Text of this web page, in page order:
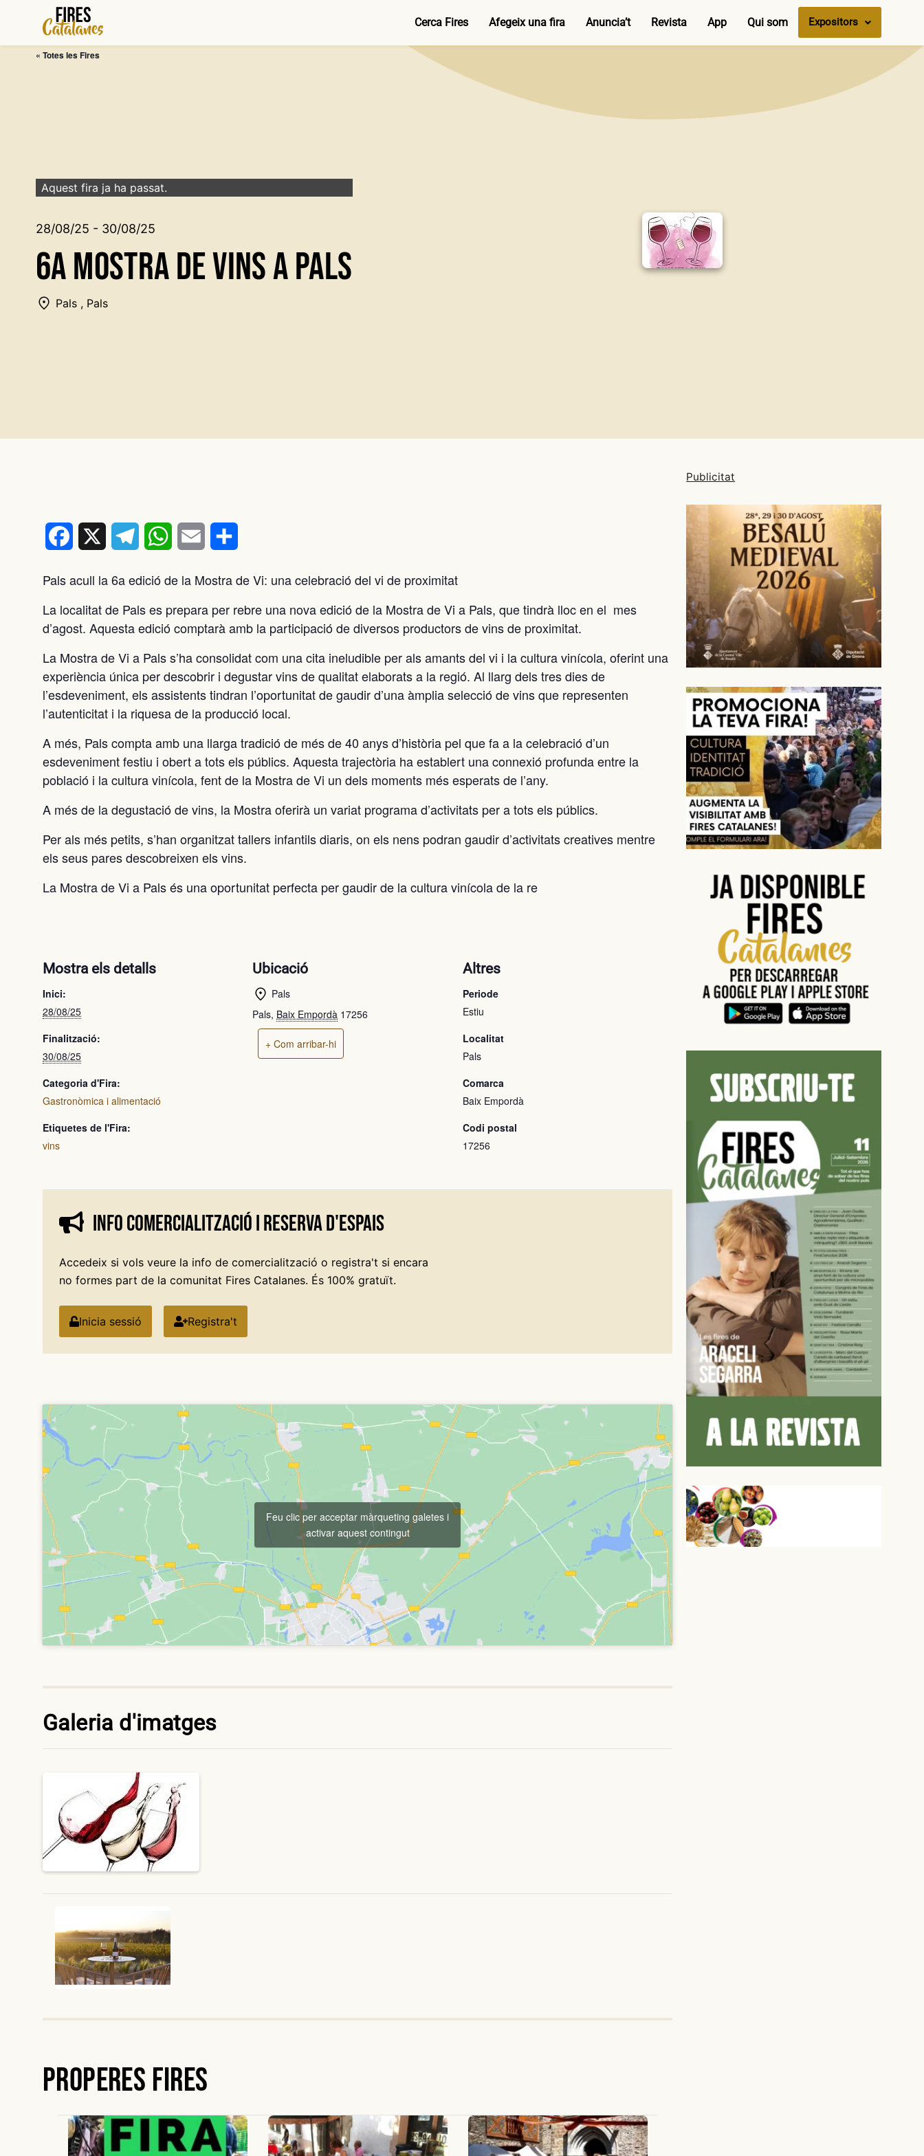
contingut
Cerca Fires Afegeix una fira Anuncia’t Revista App Qui som Expositors
« Totes les Fires
Aquest fira ja ha passat.
28/08/25 - 30/08/25
6a MOSTRA DE VINS A PALS
Pals , Pals
Facebook TelegramWhatsApp
Email
Pals acull la 6a edició de la Mostra de Vi: una celebració del vi de proximitat
La localitat de Pals es prepara per rebre una nova edició de la Mostra de Vi a Pals, que tindrà lloc en el mes
d’agost. Aquesta edició comptarà amb la participació de diversos productors de vins de proximitat.
La Mostra de Vi a Pals s’ha consolidat com una cita ineludible per als amants del vi i la cultura vinícola, oferint una
experiència única per descobrir i degustar vins de qualitat elaborats a la regió. Al llarg dels tres dies de
l’esdeveniment, els assistents tindran l’oportunitat de gaudir d’una àmplia selecció de vins que representen
l’autenticitat i la riquesa de la producció local.
A més, Pals compta amb una llarga tradició de més de 40 anys d’història pel que fa a la celebració d’un
esdeveniment festiu i obert a tots els públics. Aquesta trajectòria ha establert una connexió profunda entre la
població i la cultura vinícola, fent de la Mostra de Vi un dels moments més esperats de l’any.
A més de la degustació de vins, la Mostra oferirà un variat programa d’activitats per a tots els públics.
Per als més petits, s’han organitzat tallers infantils diaris, on els nens podran gaudir d’activitats creatives mentre
els seus pares descobreixen els vins.
La Mostra de Vi a Pals és una oportunitat perfecta per gaudir de la cultura vinícola de la re
Mostra els detalls
Inici:
28/08/25
Finalització:
30/08/25
Categoria d'Fira:
Gastronòmica i alimentació
Etiquetes de l'Fira:
vins
Ubicació
Pals
Pals, Baix Empordà 17256
+ Com arribar-hi
Altres
Periode
Estiu
Localitat
Pals
Comarca
Baix Empordà
Codi postal
17256
Info comercialització i reserva d'espais
Accedeix si vols veure la info de comercialització o registra't si encara
no formes part de la comunitat Fires Catalanes. És 100% gratuït.
Inicia sessió Registra't
Feu clic per acceptar màrqueting galetes i
activar aquest contingut
Galeria d'imatges
Properes Fires
Publicitat